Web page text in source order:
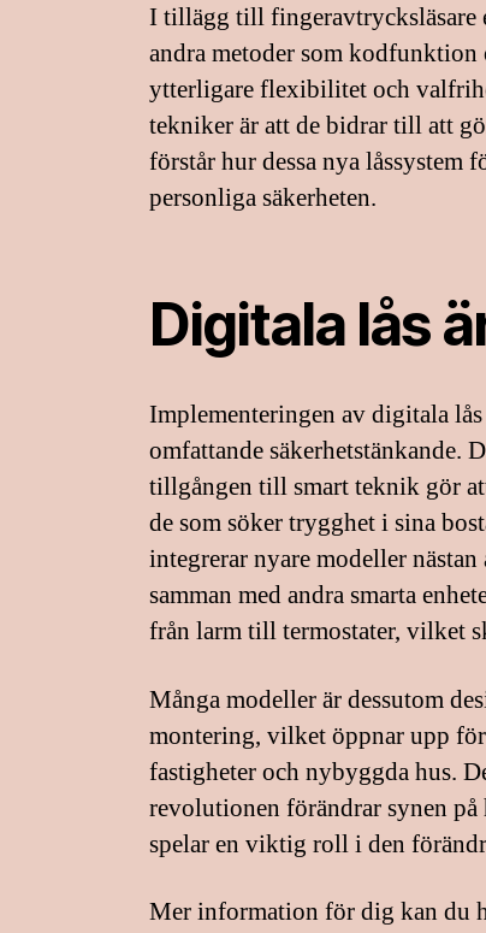
I tillägg till fingeravtrycksläsare
andra metoder som
ytterligare flexibilitet och
tekniker är att de bidrar till att
förstår hur dessa nya låssystem
personliga säkerheten.
Digitala lås
Implementeringen av digitala
omfattande säkerhetstänkande.
tillgången till smart teknik gör
de som söker trygghet i sina
integrerar nyare modeller
samman med andra smarta
från larm till termostater, vilket
Många modeller är dessutom
montering, vilket öppnar upp
fastigheter och nybyggda hus.
revolutionen förändrar synen
spelar en viktig roll i den
Mer information för dig kan du